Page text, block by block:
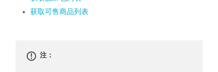
获取可售商品列表
注：